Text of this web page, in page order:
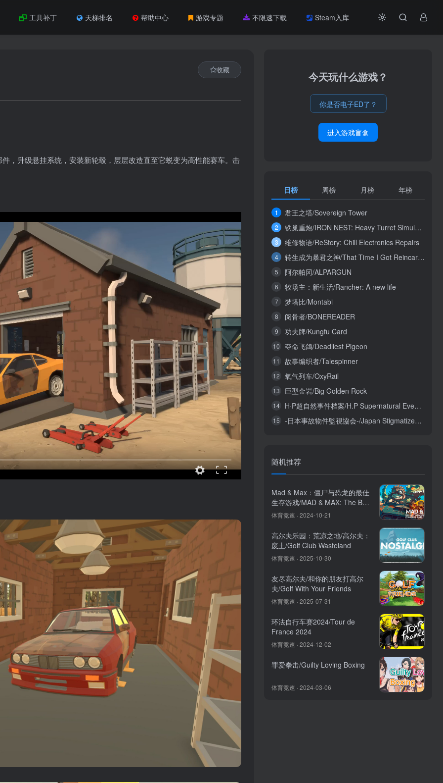
工具补丁 天梯排名 帮助中心 游戏专题 不限速下载 Steam入库
收藏
，升级悬挂系统，安装新轮毂，层层改造直至它蜕变为高性能赛车。击
今天玩什么游戏？
你是否电子ED了？
进入游戏盲盒
日榜 周榜 月榜 年榜
1 君王之塔/Sovereign Tower
2 铁巢重炮/IRON NEST: Heavy Turret Simulator
3 维修物语/ReStory: Chill Electronics Repairs
4 转生成为暴君之神/That Time I Got Reincarnated as a Tyrant God
5 阿尔帕冈/ALPARGUN
6 牧场主：新生活/Rancher: A new life
7 梦塔比/Montabi
8 阅骨者/BONEREADER
9 功夫牌/Kungfu Card
10 夺命飞鸽/Deadliest Pigeon
11 故事编织者/Talespinner
12 氧气列车/OxyRail
13 巨型金岩/Big Golden Rock
14 H·P超自然事件档案/H.P Supernatural Event Archives
15 -日本事故物件監視協会-/Japan Stigmatized Property3
随机推荐
Mad & Max：僵尸与恐龙的最佳
生存游戏/MAD & MAX: The Best
Survival game with Zombies
体育竞速 · 2024-10-21
高尔夫乐园：荒凉之地/高尔夫：
废土/Golf Club Wasteland
体育竞速 · 2025-10-30
友尽高尔夫/和你的朋友打高尔
夫/Golf With Your Friends
体育竞速 · 2025-07-31
环法自行车赛2024/Tour de
France 2024
体育竞速 · 2024-12-02
罪爱拳击/Guilty Loving Boxing
体育竞速 · 2024-03-06